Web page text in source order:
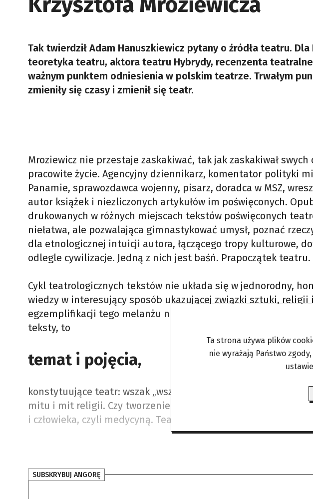
Tak twierdził Adam Hanuszkiewicz pytany o źródła teatru.
teoretyka teatru, aktora teatru Hybrydy, recenzenta
ważnym punktem odniesienia w polskim teatrze. Trwałym
zmieniły się czasy i zmienił się teatr.
Mroziewicz nie przestaje zaskakiwać, tak jak zaskakiwał
pracowite życie. Agencyjny dziennikarz, komentator polityki
Panamie, sprawozdawca wojenny, pisarz, doradca w MSZ,
autor książek i niezliczonych artykułów im poświęconych.
drukowanych w różnych miejscach tekstów poświęconych
niełatwa, ale pozwalająca gimnastykować umysł, poznać
dla etnologicznej intuicji autora, łączącego tropy kulturowe,
odlegle cywilizacje. Jedną z nich jest baśń. Prapoczątek teatru.
Cykl teatrologicznych tekstów nie układa się w jednorodny,
wiedzy w interesujący sposób ukazującej związki sztuki,
egzemplifikacji tego melanżu niż teatr (także film, „który jest
teksty, to
temat i pojęcia,
konstytuujące teatr: wszak „wszystko, co ma nań wpływ,
mitu i mit religii. Czy tworzenie teatru to zabawa w Pana
i człowieka, czyli medycyną. Teatr stwarza świat od zera”.
SUBSKRYBUJ ANGORĘ
Ta strona używa plików
nie wyrażają Państwo